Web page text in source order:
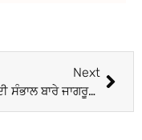
Next
ਪਰਾਲੀ ਦੀ ਸੰਭਾਲ ਬਾਰੇ ਜਾਗਰੂਕਤਾ ਰੈਲੀ ਕੱਢੀ